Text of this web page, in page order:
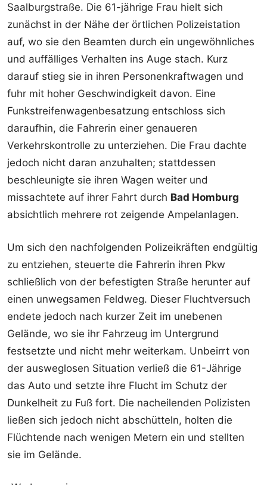
Saalburgstraße. Die 61-jährige Frau hielt sich
zunächst in der Nähe der örtlichen Polizeistation
auf, wo sie den Beamten durch ein ungewöhnliches
und auffälliges Verhalten ins Auge stach. Kurz
darauf stieg sie in ihren Personenkraftwagen und
fuhr mit hoher Geschwindigkeit davon. Eine
Funkstreifenwagenbesatzung entschloss sich
daraufhin, die Fahrerin einer genaueren
Verkehrskontrolle zu unterziehen. Die Frau dachte
jedoch nicht daran anzuhalten; stattdessen
beschleunigte sie ihren Wagen weiter und
missachtete auf ihrer Fahrt durch Bad Homburg
absichtlich mehrere rot zeigende Ampelanlagen.
Um sich den nachfolgenden Polizeikräften endgültig
zu entziehen, steuerte die Fahrerin ihren Pkw
schließlich von der befestigten Straße herunter auf
einen unwegsamen Feldweg. Dieser Fluchtversuch
endete jedoch nach kurzer Zeit im unebenen
Gelände, wo sie ihr Fahrzeug im Untergrund
festsetzte und nicht mehr weiterkam. Unbeirrt von
der ausweglosen Situation verließ die 61-Jährige
das Auto und setzte ihre Flucht im Schutz der
Dunkelheit zu Fuß fort. Die nacheilenden Polizisten
ließen sich jedoch nicht abschütteln, holten die
Flüchtende nach wenigen Metern ein und stellten
sie im Gelände.